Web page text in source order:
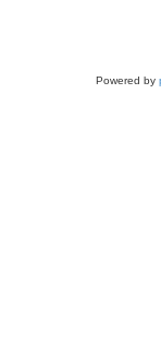
Powered by